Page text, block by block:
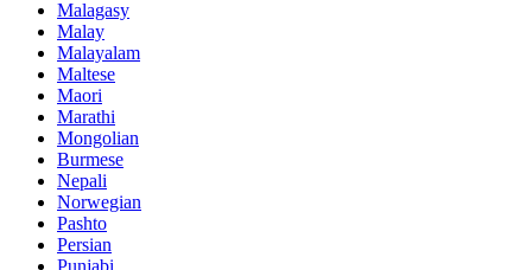
Malagasy
Malay
Malayalam
Maltese
Maori
Marathi
Mongolian
Burmese
Nepali
Norwegian
Pashto
Persian